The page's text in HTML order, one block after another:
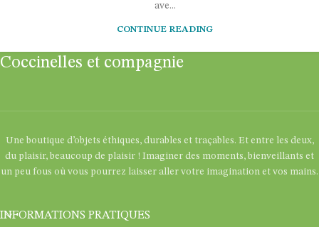
ave...
CONTINUE READING
Coccinelles et compagnie
Une boutique d’objets éthiques, durables et traçables. Et entre les deux,
du plaisir, beaucoup de plaisir ! Imaginer des moments, bienveillants et
un peu fous où vous pourrez laisser aller votre imagination et vos mains.
INFORMATIONS PRATIQUES